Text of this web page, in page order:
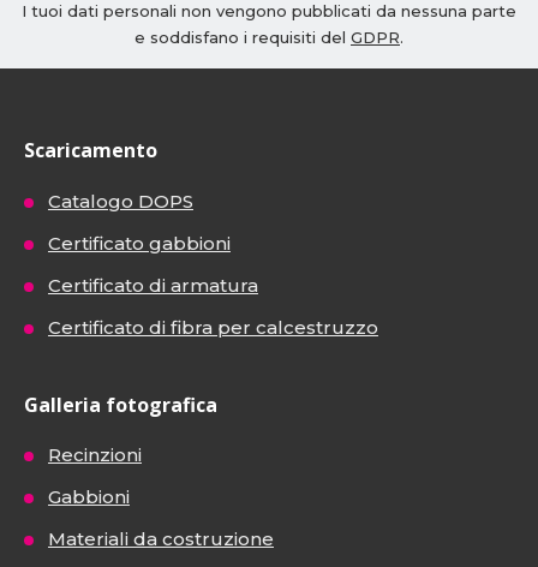
I tuoi dati personali non vengono pubblicati da nessuna parte
e soddisfano i requisiti del GDPR.
Scaricamento
Catalogo DOPS
Certificato gabbioni
Certificato di armatura
Certificato di fibra per calcestruzzo
Galleria fotografica
Recinzioni
Gabbioni
Materiali da costruzione